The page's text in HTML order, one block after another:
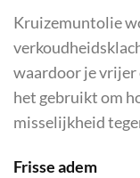
Kruizemuntolie
waardoor je vrijer
het gebruikt om
misselijkheid
Frisse adem